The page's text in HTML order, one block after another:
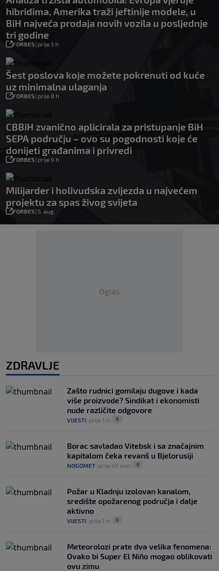
hibridima, Amerika traži jeftinije modele, u
BiH najveća prodaja novih vozila u posljednje
tri godine
FORBES| prije 5 h
Šest poslova koje možete pokrenuti od kuće
uz minimalna ulaganja
FORBES| prije 8 h
CBBiH zvanično aplicirala za pristupanje BiH
SEPA području – ovo su pogodnosti koje će
donijeti građanima i privredi
FORBES| prije 9 h
Milijarder i holivudska zvijezda u najvećem
projektu za spas živog svijeta
FORBES| 5. aug.
Oglas
ZDRAVLJE
Zašto rudnici gomilaju dugove i kada
više proizvode? Sindikat i ekonomisti
nude različite odgovore
VIJESTI prije 1 h 0
Borac savladao Vitebsk i sa značajnim
kapitalom čeka revanš u Bjelorusiji
NOGOMET prije 43 min 0
Požar u Kladnju izolovan kanalom,
središte opožarenog područja i dalje
aktivno
VIJESTI prije 1 h 0
Meteorolozi prate dva velika fenomena:
Ovako bi Super El Niño mogao oblikovati
ovu zimu